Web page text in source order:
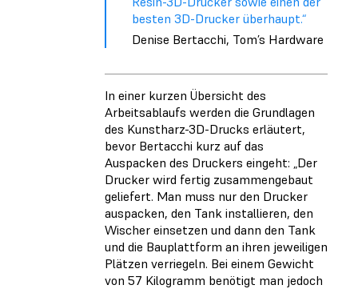
besten 3D-Drucker überhaupt.“
Denise Bertacchi, Tom’s Hardware
In einer kurzen Übersicht des
Arbeitsablaufs werden die Grundlagen
des Kunstharz-3D-Drucks erläutert,
bevor Bertacchi kurz auf das
Auspacken des Druckers eingeht: „Der
Drucker wird fertig zusammengebaut
geliefert. Man muss nur den Drucker
auspacken, den Tank installieren, den
Wischer einsetzen und dann den Tank
und die Bauplattform an ihren jeweiligen
Plätzen verriegeln. Bei einem Gewicht
von 57 Kilogramm benötigt man jedoch